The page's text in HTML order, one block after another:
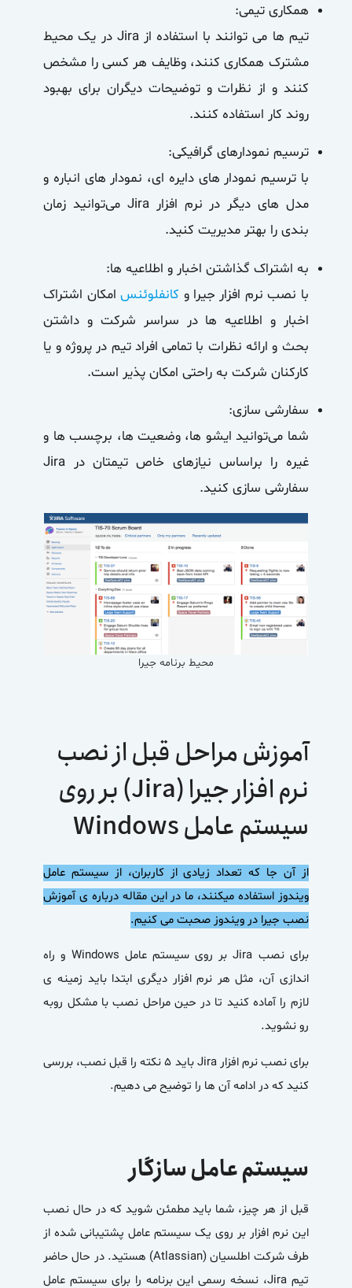
همکاری تیمی:
تیم ها می توانند با استفاده از Jira در یک محیط
مشترک همکاری کنند، وظایف هر کسی را مشخص
کنند و از نظرات و توضیحات دیگران برای بهبود
روند کار استفاده کنند.
ترسیم نمودارهای گرافیکی:
با ترسیم نمودار های دایره ای، نمودار های انباره و
مدل های دیگر در نرم افزار Jira می‌توانید زمان
بندی‌ را بهتر مدیریت کنید.
به اشتراک گذاشتن اخبار و اطلاعیه ها:
با نصب نرم افزار جیرا و کانفلوئنسامکان اشتراک
اخبار و اطلاعیه ها در سراسر شرکت و داشتن
بحث و ارائه نظرات با تمامی افراد تیم در پروژه و یا
کارکنان شرکت به راحتی امکان پذیر است.
سفارشی سازی:
شما می‌توانید ایشو ها، وضعیت ها، برچسب ها و
غیره را براساس نیازهای خاص تیمتان در Jira
سفارشی سازی کنید.
محیط برنامه جیرا
آموزش مراحل قبل از نصب
نرم افزار جیرا (Jira) بر روی
سیستم عامل Windows
از آن جا که تعداد زیادی از کاربران، از سیستم عامل
ویندوز استفاده میکنند، ما در این مقاله درباره ی آموزش
نصب جیرا در ویندوز صحبت می کنیم.
برای نصب Jira بر روی سیستم عامل Windows و راه
اندازی آن، مثل هر نرم افزار دیگری ابتدا باید زمینه ی
لازم را آماده کنید تا در حین مراحل نصب با مشکل روبه
رو نشوید.
برای نصب نرم افزار Jira باید 5 نکته را قبل نصب، بررسی
کنید که در ادامه آن ها را توضیح می دهیم.
سیستم عامل سازگار
قبل از هر چیز، شما باید مطمئن شوید که در حال نصب
این نرم افزار بر روی یک سیستم عامل پشتیبانی شده از
طرف شرکت اطلسیان (Atlassian) هستید. در حال حاضر
تیم Jira، نسخه رسمی این برنامه را برای سیستم عامل